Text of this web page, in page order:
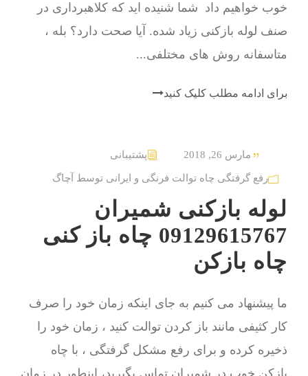
خوب خواهیم داد شما شنیده اید که کلاهبرداری در
صنف لوله بازکنی زیاد شده. آیا صحت دارد؟ بله ،
متاسفانه روش های مختلفی...
برای ادامه مطلب کلیک کنید
مارس 26, 2018 پشتیبانی
رفع گرفتگی چاه توالت فرنگی و ایرانی توسط آچاگ
لوله بازکنی شمیران
09129615767 چاه باز کنی
چاه بازکن
ما پیشنهاد می کنیم به جای اینکه زمان خود را صرف
کار کثیفی مانند باز کردن توالت کنید ، زمان خود را
ذخیره کرده و برای رفع مشکل گرفتگی ، با چاه
بازکن خوب در شمیران تماس بگیرید، اینطور در زمان